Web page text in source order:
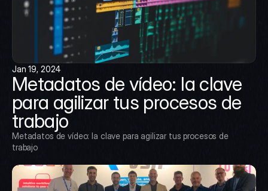
Jan 19, 2024
Metadatos de vídeo: la clave
para agilizar tus procesos de
trabajo
Metadatos de vídeo: la clave para agilizar tus procesos de
trabajo